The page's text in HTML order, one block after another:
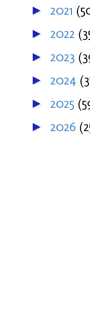
► 2021
► 2022
► 2023
► 2024
► 2025
► 2026